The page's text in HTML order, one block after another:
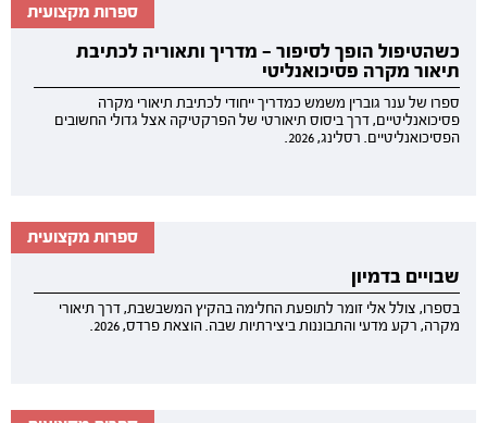
ספרות מקצועית
כשהטיפול הופך לסיפור — מדריך ותאוריה לכתיבת
תיאור מקרה פסיכואנליטי
ספרו של ענר גוברין משמש כמדריך ייחודי לכתיבת תיאורי מקרה
פסיכואנליטיים, דרך ביסוס תיאורטי של הפרקטיקה אצל גדולי החשובים
הפסיכואנליטיים. רסלינג, 2026.
ספרות מקצועית
שבויים בדמיון
בספרו, צולל אלי זומר לתופעת החלימה בהקיץ המשבשבת, דרך תיאורי
מקרה, רקע מדעי והתבוננות ביצירתיות שבה. הוצאת פרדס, 2026.